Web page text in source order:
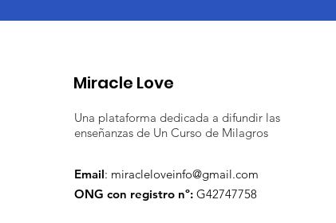
Miracle Love
Una plataforma dedicada a difundir las
enseñanzas de Un Curso de Milagros
Email: miracleloveinfo@gmail.com
ONG con registro nº: G42747758